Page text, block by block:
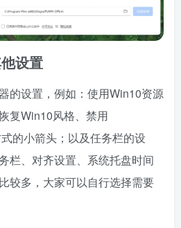
设置
的设置，例如：使用Win10资源
复Win10风格、禁用
的小箭头；以及任务栏的设
栏、对齐设置、系统托盘时间
较多，大家可以自行选择需要